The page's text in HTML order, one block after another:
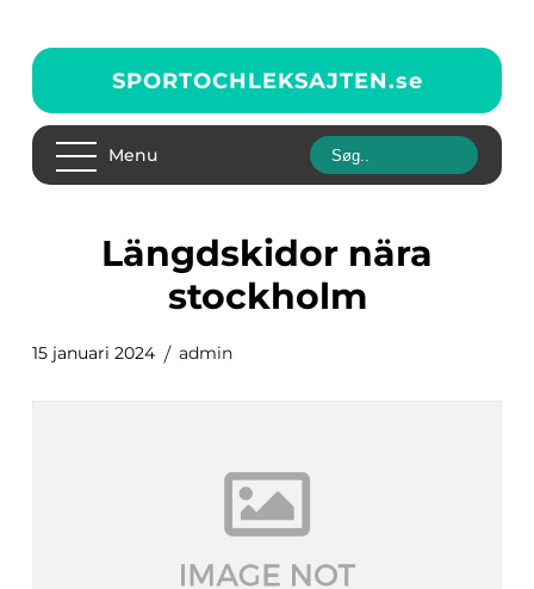
SPORTOCHLEKSAJTEN.se
Menu
längdskidor nära
stockholm
15 januari 2024 admin